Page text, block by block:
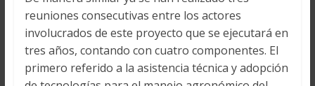
reuniones consecutivas entre los actores
involucrados de este proyecto que se ejecutará en
tres años, contando con cuatro componentes. El
primero referido a la asistencia técnica y adopción